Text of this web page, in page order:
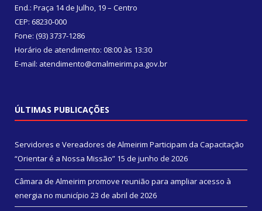
End.: Praça 14 de Julho, 19 – Centro
CEP: 68230-000
Fone: (93) 3737-1286
Horário de atendimento: 08:00 às 13:30
E-mail: atendimento@cmalmeirim.pa.gov.br
ÚLTIMAS PUBLICAÇÕES
Servidores e Vereadores de Almeirim Participam da Capacitação
“Orientar é a Nossa Missão” 15 de junho de 2026
Câmara de Almeirim promove reunião para ampliar acesso à
energia no município 23 de abril de 2026